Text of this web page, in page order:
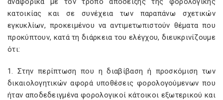
κατοικίας και σε συνέχεια των παραπάνω σχετικών
εγκυκλίων, προκειμένου να αντιμετωπιστούν θέματα που
προκύπτουν, κατά τη διάρκεια του ελέγχου, διευκρινίζουμε
ότι:
1. Στην περίπτωση που η διαβίβαση ή προσκόμιση των
δικαιολογητικών αφορά υποθέσεις φορολογούμενων που
ήταν αποδεδειγμένα φορολογικοί κάτοικοι εξωτερικού και